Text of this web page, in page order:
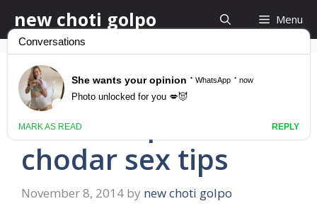
to
content
new choti golpo Menu
পাছায় চোদার আগে যেগুলো
ভাবতে হবে – pacha
chodar sex tips
November 8, 2014 by new choti golpo